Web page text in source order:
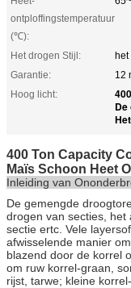
ontploffingstemperatuur
(℃):
Het drogen Stijl:
het
Garantie:
12
Hoog licht:
400 Ton Capacity
Maïs Schoon Heet
Inleiding van
De gemengde
drogen van secties, het
sectie ertc. Vele
afwisselende manier
blazend door de korrel
om ruw korrel-graan,
rijst, tarwe; kleine